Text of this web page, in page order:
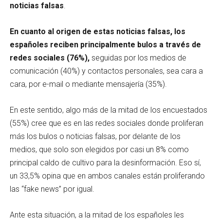
noticias falsas
En cuanto al origen de estas noticias falsas, los
españoles reciben principalmente bulos a través de
redes sociales (76%), seguidas por los medios de
comunicación (40%) y contactos personales, sea cara a
cara, por e-mail o mediante mensajería (35%).
En este sentido, algo más de la mitad de los encuestados
(55%) cree que es en las redes sociales donde proliferan
más los bulos o noticias falsas, por delante de los
medios, que solo son elegidos por casi un 8% como
principal caldo de cultivo para la desinformación. Eso sí,
un 33,5% opina que en ambos canales están proliferando
las “fake news” por igual.
Ante esta situación, a la mitad de los españoles les